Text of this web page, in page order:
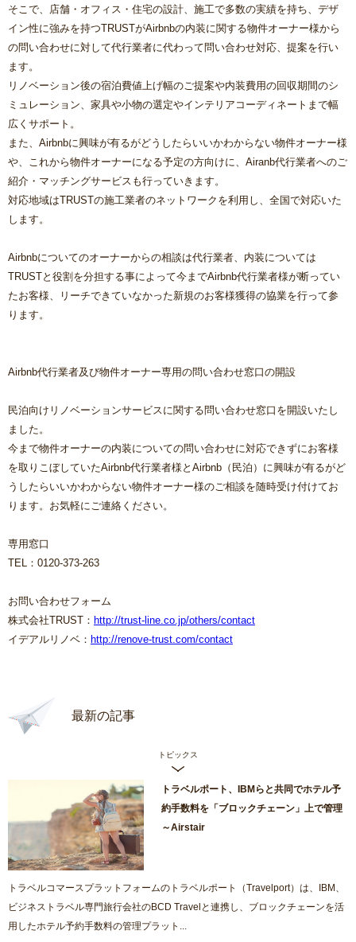
そこで、店舗・オフィス・住宅の設計、施工で多数の実績を持ち、デザ
イン性に強みを持つTRUSTがAirbnbの内装に関する物件オーナー様から
の問い合わせに対して代行業者に代わって問い合わせ対応、提案を行い
ます。
リノベーション後の宿泊費値上げ幅のご提案や内装費用の回収期間のシ
ミュレーション、家具や小物の選定やインテリアコーディネートまで幅
広くサポート。
また、Airbnbに興味が有るがどうしたらいいかわからない物件オーナー様
や、これから物件オーナーになる予定の方向けに、Airanb代行業者へのご
紹介・マッチングサービスも行っていきます。
対応地域はTRUSTの施工業者のネットワークを利用し、全国で対応いた
します。
Airbnbについてのオーナーからの相談は代行業者、内装については
TRUSTと役割を分担する事によって今までAirbnb代行業者様が断ってい
たお客様、リーチできていなかった新規のお客様獲得の協業を行って参
ります。
Airbnb代行業者及び物件オーナー専用の問い合わせ窓口の開設
民泊向けリノベーションサービスに関する問い合わせ窓口を開設いたし
ました。
今まで物件オーナーの内装についての問い合わせに対応できずにお客様
を取りこぼしていたAirbnb代行業者様とAirbnb（民泊）に興味が有るがど
うしたらいいかわからない物件オーナー様のご相談を随時受け付けてお
ります。お気軽にご連絡ください。
専用窓口
TEL：0120-373-263
お問い合わせフォーム
株式会社TRUST： http://trust-line.co.jp/others/contact
イデアルリノベ： http://renove-trust.com/contact
最新の記事
トピックス
トラベルポート、IBMらと共同でホテル予
約手数料を「ブロックチェーン」上で管理
～Airstair
トラベルコマースプラットフォームのトラベルポート（Travelport）は、IBM、
ビジネストラベル専門旅行会社のBCD Travelと連携し、ブロックチェーンを活
用したホテル予約手数料の管理プラット...